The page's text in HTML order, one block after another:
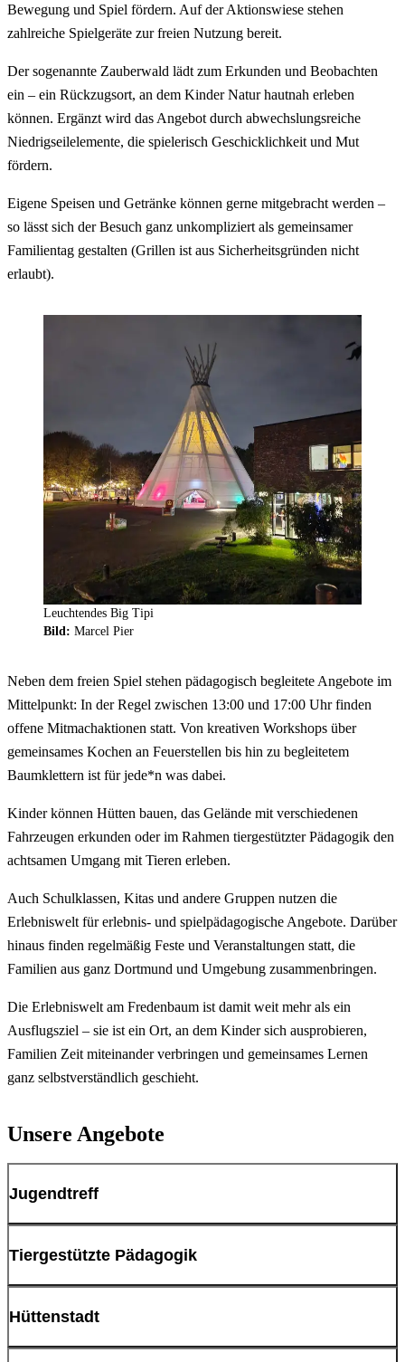
Bewegung und Spiel fördern. Auf der Aktionswiese stehen
zahlreiche Spielgeräte zur freien Nutzung bereit.
Der sogenannte Zauberwald lädt zum Erkunden und Beobachten
ein – ein Rückzugsort, an dem Kinder Natur hautnah erleben
können. Ergänzt wird das Angebot durch abwechslungsreiche
Niedrigseilelemente, die spielerisch Geschicklichkeit und Mut
fördern.
Eigene Speisen und Getränke können gerne mitgebracht werden –
so lässt sich der Besuch ganz unkompliziert als gemeinsamer
Familientag gestalten (Grillen ist aus Sicherheitsgründen nicht
erlaubt).
Leuchtendes Big Tipi
Bild: Marcel Pier
Neben dem freien Spiel stehen pädagogisch begleitete Angebote im
Mittelpunkt: In der Regel zwischen 13:00 und 17:00 Uhr finden
offene Mitmachaktionen statt. Von kreativen Workshops über
gemeinsames Kochen an Feuerstellen bis hin zu begleitetem
Baumklettern ist für jede*n was dabei.
Kinder können Hütten bauen, das Gelände mit verschiedenen
Fahrzeugen erkunden oder im Rahmen tiergestützter Pädagogik den
achtsamen Umgang mit Tieren erleben.
Auch Schulklassen, Kitas und andere Gruppen nutzen die
Erlebniswelt für erlebnis- und spielpädagogische Angebote. Darüber
hinaus finden regelmäßig Feste und Veranstaltungen statt, die
Familien aus ganz Dortmund und Umgebung zusammenbringen.
Die Erlebniswelt am Fredenbaum ist damit weit mehr als ein
Ausflugsziel – sie ist ein Ort, an dem Kinder sich ausprobieren,
Familien Zeit miteinander verbringen und gemeinsames Lernen
ganz selbstverständlich geschieht.
Unsere Angebote
Jugendtreff
Tiergestützte Pädagogik
Hüttenstadt